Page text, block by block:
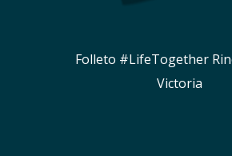
Folleto #LifeTogether
Victoria